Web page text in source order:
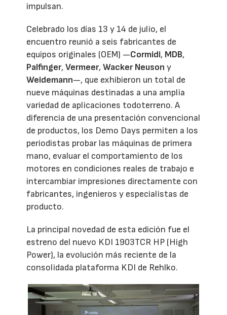
impulsan.
Celebrado los días 13 y 14 de julio, el
encuentro reunió a seis fabricantes de
equipos originales (OEM) —Cormidi, MDB,
Palfinger,Vermeer,Wacker Neuson y
Weidemann—, que exhibieron un total de
nueve máquinas destinadas a una amplia
variedad de aplicaciones todoterreno. A
diferencia de una presentación convencional
de productos, los Demo Days permiten a los
periodistas probar las máquinas de primera
mano, evaluar el comportamiento de los
motores en condiciones reales de trabajo e
intercambiar impresiones directamente con
fabricantes, ingenieros y especialistas de
producto.
La principal novedad de esta edición fue el
estreno del nuevo KDI 1903TCR HP (High
Power), la evolución más reciente de la
consolidada plataforma KDI de Rehlko.